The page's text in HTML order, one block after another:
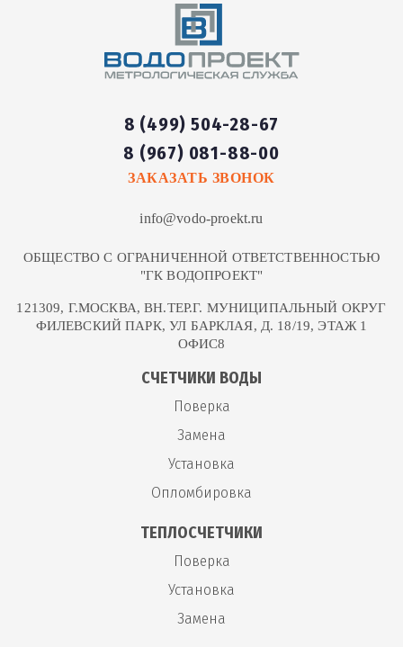
8 (499) 504-28-67
8 (967) 081-88-00
ЗАКАЗАТЬ ЗВОНОК
info@vodo-proekt.ru
ОБЩЕСТВО С ОГРАНИЧЕННОЙ ОТВЕТСТВЕННОСТЬЮ
"ГК ВОДОПРОЕКТ"
121309, Г.МОСКВА, ВН.ТЕР.Г. МУНИЦИПАЛЬНЫЙ ОКРУГ
ФИЛЕВСКИЙ ПАРК, УЛ БАРКЛАЯ, Д. 18/19, ЭТАЖ 1
ОФИС8
СЧЕТЧИКИ ВОДЫ
Поверка
Замена
Установка
Опломбировка
ТЕПЛОСЧЕТЧИКИ
Поверка
Установка
Замена